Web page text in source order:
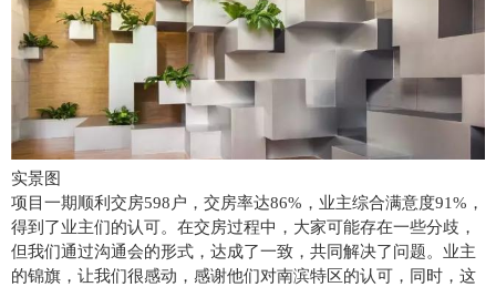
实景图
项目一期顺利交房598户，交房率达86%，业主综合满意度91%，
得到了业主们的认可。在交房过程中，大家可能存在一些分歧，
但我们通过沟通会的形式，达成了一致，共同解决了问题。业主
的锦旗，让我们很感动，感谢他们对南滨特区的认可，同时，这